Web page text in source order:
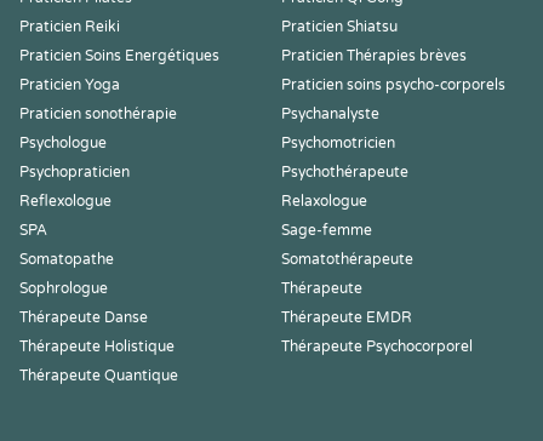
Praticien Reiki
Praticien Shiatsu
Praticien Soins Energétiques
Praticien Thérapies brèves
Praticien Yoga
Praticien soins psycho-corporels
Praticien sonothérapie
Psychanalyste
Psychologue
Psychomotricien
Psychopraticien
Psychothérapeute
Reflexologue
Relaxologue
SPA
Sage-femme
Somatopathe
Somatothérapeute
Sophrologue
Thérapeute
Thérapeute Danse
Thérapeute EMDR
Thérapeute Holistique
Thérapeute Psychocorporel
Thérapeute Quantique